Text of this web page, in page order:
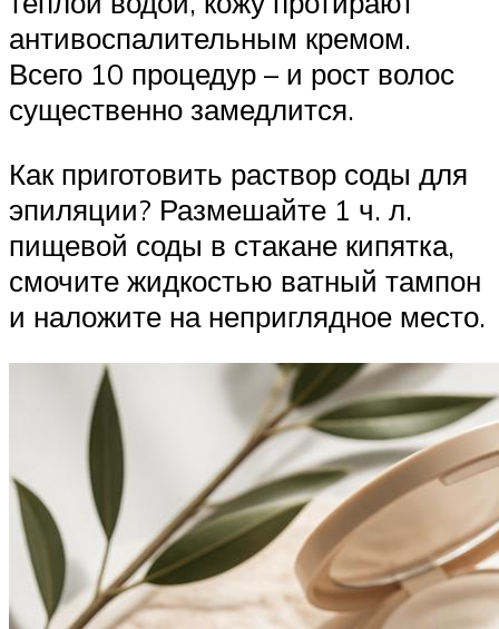
антивоспалительным кремом.
Всего 10 процедур – и рост волос
существенно замедлится.
Как приготовить раствор соды для
эпиляции? Размешайте 1 ч. л.
пищевой соды в стакане кипятка,
смочите жидкостью ватный тампон
и наложите на неприглядное место.